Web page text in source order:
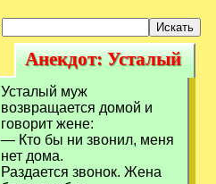
Анекдот:
Усталый муж
возвращается
домой и говорит
Анекдот: Усталый
муж возвращается
домой и говорит
Усталый муж
возвращается домой и
говорит жене:
— Кто бы ни звонил, меня
нет дома.
Раздается звонок. Жена